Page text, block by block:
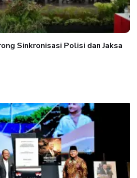
Sinkronisasi Polisi dan Jaksa